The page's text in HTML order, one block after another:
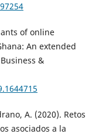
of online
An extended
&
A. (2020). Retos
asociados a la